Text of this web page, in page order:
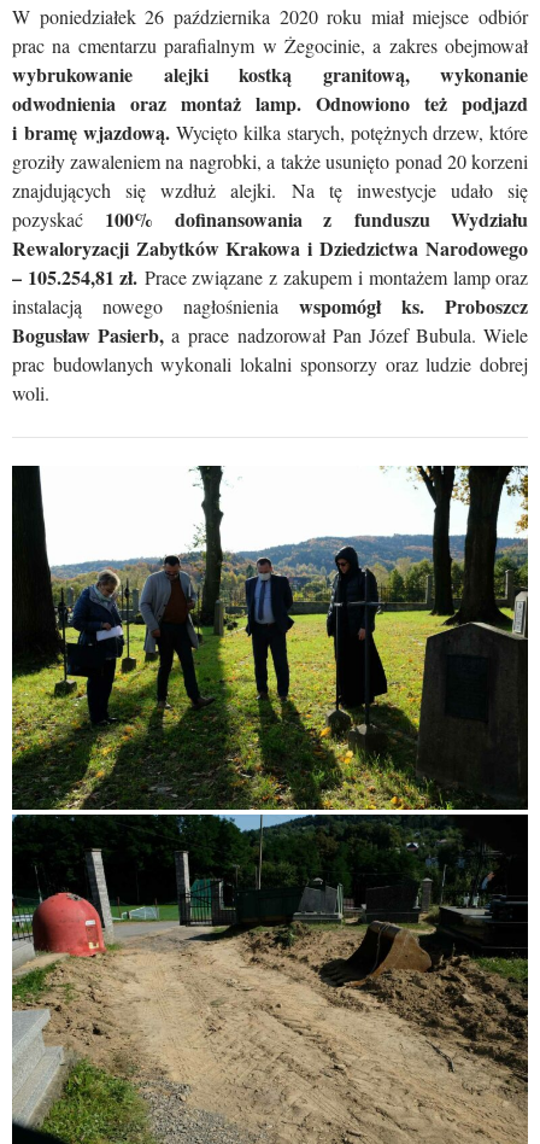
W poniedziałek 26 października 2020 roku miał miejsce odbiór
prac na cmentarzu parafialnym w Żegocinie, a zakres obejmował
wybrukowanie alejki kostką granitową, wykonanie
odwodnienia oraz montaż lamp. Odnowiono też podjazd
i bramę wjazdową.Wycięto kilka starych, potężnych drzew, które
groziły zawaleniem na nagrobki, a także usunięto ponad 20 korzeni
znajdujących się wzdłuż alejki. Na tę inwestycje udało się
pozyskać 100% dofinansowania z funduszu Wydziału
Rewaloryzacji Zabytków Krakowa i Dziedzictwa Narodowego
– 105.254,81 zł. Prace związane z zakupem i montażem lamp oraz
instalacją nowego nagłośnienia wspomógł ks. Proboszcz
Bogusław Pasierb, a prace nadzorował Pan Józef Bubula. Wiele
prac budowlanych wykonali lokalni sponsorzy oraz ludzie dobrej
woli.